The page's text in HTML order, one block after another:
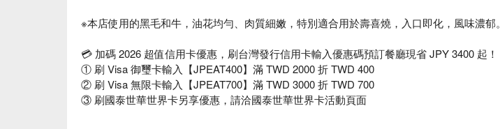
※本店使用的黑毛和牛，油花均勻、肉質細嫩，特別適合用於壽喜燒，入口即化，風味濃郁。
💳 加碼 2026 超值信用卡優惠，刷台灣發行信用卡輸入優惠碼預訂餐廳現省 JPY 3400 起！
① 刷 Visa 御璽卡輸入【JPEAT400】滿 TWD 2000 折 TWD 400
② 刷 Visa 無限卡輸入【JPEAT700】滿 TWD 3000 折 TWD 700
③ 刷國泰世華世界卡另享優惠，請洽國泰世華世界卡活動頁面